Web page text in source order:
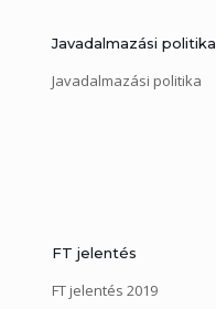
Javadalmazási politika
Javadalmazási politika
FT jelentés
FT jelentés 2019